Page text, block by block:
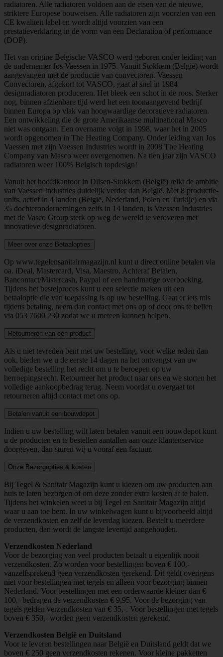
radiatoren. Alle radiatoren voldoen aan de eisen van de nieuwe,
striktere Europese bouweisen. Alle radiatoren zijn voorzien van een
CE kwaliteit label en wordt altijd voorzien van een
prestatieverklaring in de vorm van een Declaration of performance
(DOP).
Het van origine Belgische VASCO werd geboren onder leiding van
de ondernemer Jos Vaessen in 1975. Vanuit Stokkem (België) wordt
aangevangen met de productie van convectoren. Vaessen
Convectoren, afgekort tot VASCO, gaat al snel in 1984
designradiatoren produceren. Het bleek een schot in de roos. Sterker
nog, binnen afzienbare tijd werd het een toonaangevend bedrijf
binnen Europa op vlak van hoogwaardige decoratieve radiatoren.
Een ontwikkeling die de grote Amerikaanse multinational Masco
niet was ontgaan. Een overname volgt in 1998, waar het in 2005
wordt opgenomen in The Heating Company. Onder leiding van Jos
Vaessen met zijn Vaessen Industries wordt in 2008 The Heating
Company van Masco weer overgenomen. Na tien jaar zijn VASCO
radiatoren weer 100% Belgisch topdesign!
Vanuit het hoofdkantoor in Dilsen-Stokkem (België) reikt de ambitie
van Vaessen Industries duidelijk verder dan België. Met 8 productie-
units, actief in 4 landen (België, Nederland, Polen en Turkije) en via
35 dochterondernemingen zelfs in 14 landen, is Vaessen Industries
met de Vasco Group sterk op weg de wereld te veroveren met
innovatieve designradiatoren.
Meer over onze Betaalopties
Op www.tegelensanitairmagazijn.nl kunt u direct online betalen via
oa. iDeal, Mastercard, Visa, Maestro, Achteraf Betalen,
Bancontact/Mistercash, Paypal of een handmatige overboeking.
Tijdens het bestelproces kunt u een selectie maken uit een
betaaloptie die van toepassing is op uw bestelling. Gaat er iets mis
tijdens betaling, neem dan contact met ons op of door ons te bellen
via 053 7600 230 zodat we u meteen kunnen helpen.
Retourneren van een product
Als u niet tevreden bent met uw bestelling, voor welke reden dan
ook, bieden we u de eerste 14 dagen na het ontvangst van uw
volledige bestelling het recht om u te beroepen op uw
herroepingsrecht. Retourneer het product naar ons en we storten het
volledige aankoopbedrag terug. Neem voordat u overgaat tot
retourneren altijd contact met ons op.
Betalen vanuit een bouwdepot
Indien u uw bestelling wilt laten betalen vanuit een bouwdepot kunt
u de producten en te bestellen aantallen aan onze klantenservice
doorgeven, dan sturen wij u vooraf een factuur.
Onze Bezorgopties & kosten
Bij Tegel & Sanitair Magazijn kunt u kiezen om uw producten aan
huis te laten bezorgen of om deze zonder extra kosten af te halen.
Tijdens het winkelen weet u bij Tegel en Sanitair Magazijn altijd
waar u aan toe bent. In uw winkelwagen kunt u bijvoorbeeld altijd
de verzendkosten en zelf de leverdag kiezen. Bestelt u meerdere
producten, dan wordt de langste levertijd aangehouden.
Verzendkosten Nederland
Voor de bezorging van veel producten betaalt u eigenlijk nooit
verzendkosten. Zo worden voor bestellingen boven € 100,-
vanzelfsprekend geen verzendkosten gerekend. Dit geldt overigens
niet voor bestellingen met tegels en alleen voor bezorging binnen
Nederland. Voor bestellingen met een orderwaarde kleiner dan €
100,- bedragen de verzendkosten € 9,95. Voor de bezorging van
tegels gelden verzendkosten van € 35,-. Voor bestellingen met tegels
boven € 350,- worden geen verzendkosten gerekend.
Verzendkosten België en Duitsland
Voor te leveren bestellingen naar België en Duitsland geldt dat we
boven € 250 geen verzendkosten rekenen. Voor kleine pakketten